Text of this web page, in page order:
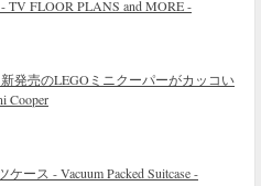
TV FLOOR PLANS and MORE -
発売のLEGOミニクーパーがカッコい
Cooper
ース - Vacuum Packed Suitcase -